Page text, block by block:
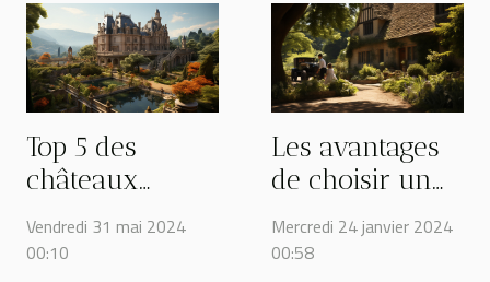
Top 5 des
châteaux
belges
transformés en
Vendredi 31 mai 2024
00:10
Les avantages
de choisir un
gîte pour vos
vacances en
Mercredi 24 janvier 2024
00:58